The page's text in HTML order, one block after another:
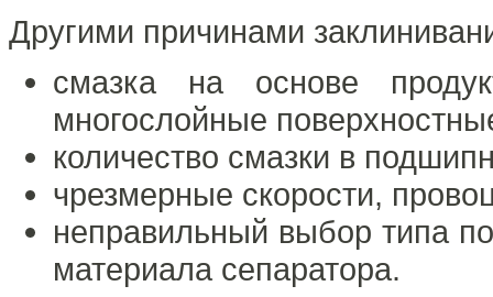
Другими причинами
смазка на основе
многослойные
количество смазки в
чрезмерные скорости,
неправильный выбор типа
материала сепаратора.